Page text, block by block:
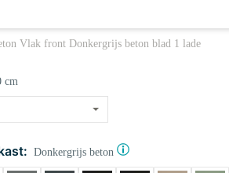
Vlak front Donkergrijs beton blad 1 lade
cm
Donkergrijs beton